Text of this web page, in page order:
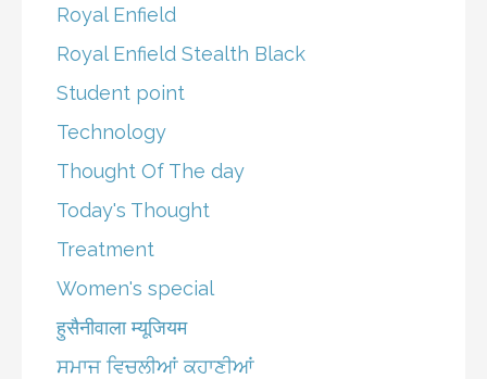
Royal Enfield
Royal Enfield Stealth Black
Student point
Technology
Thought Of The day
Today's Thought
Treatment
Women's special
हुसैनीवाला म्यूजियम
ਸਮਾਜ ਵਿਚਲੀਆਂ ਕਹਾਣੀਆਂ